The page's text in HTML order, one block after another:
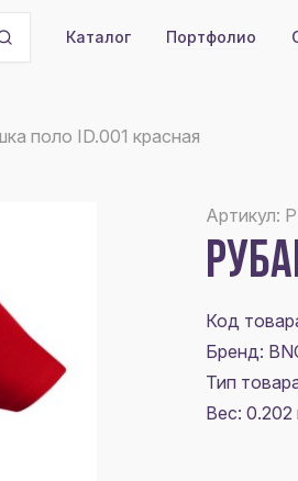
Каталог Портфолио
поло ID.001 красная
Артикул:
Код
Бренд:
Тип
Вес: 0.202